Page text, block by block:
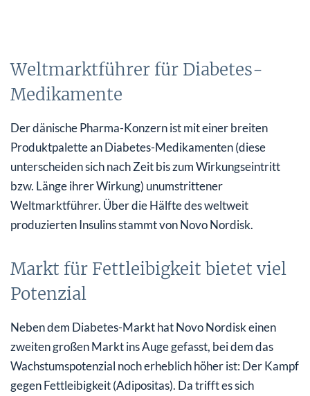
Weltmarktführer für Diabetes-
Medikamente
Der dänische Pharma-Konzern ist mit einer breiten
Produktpalette an Diabetes-Medikamenten (diese
unterscheiden sich nach Zeit bis zum Wirkungseintritt
bzw. Länge ihrer Wirkung) unumstrittener
Weltmarktführer. Über die Hälfte des weltweit
produzierten Insulins stammt von Novo Nordisk.
Markt für Fettleibigkeit bietet viel
Potenzial
Neben dem Diabetes-Markt hat Novo Nordisk einen
zweiten großen Markt ins Auge gefasst, bei dem das
Wachstumspotenzial noch erheblich höher ist: Der Kampf
gegen Fettleibigkeit (Adipositas). Da trifft es sich